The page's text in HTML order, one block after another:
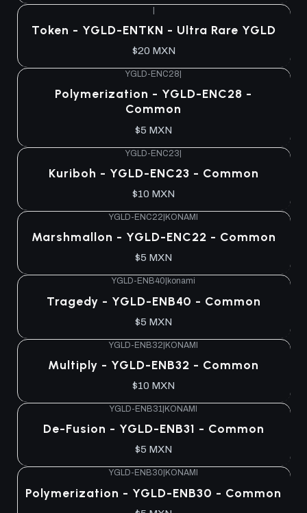
|
Token - YGLD-ENTKN - Ultra Rare YGLD
$20 MXN
YGLD-ENC28
Polymerization - YGLD-ENC28 -
Common
$5 MXN
YGLD-ENC23|
Kuriboh - YGLD-ENC23 - Common
$10 MXN
YGLD-ENC22 KONAMI
Marshmallon - YGLD-ENC22 - Common
$5 MXN
YGLD-ENB40 konami
Tragedy - YGLD-ENB40 - Common
$5 MXN
YGLD-ENB32|KONAMI
Multiply - YGLD-ENB32 - Common
$10 MXN
YGLD-ENB31 KONAMI
De-Fusion - YGLD-ENB31 - Common
$5 MXN
YGLD-ENB30 KONAMI
Polymerization - YGLD-ENB30 - Common